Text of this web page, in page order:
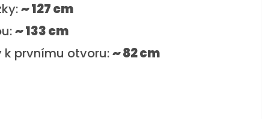
~ 127 cm
~ 133 cm
k prvnímu otvoru:~ 82 cm